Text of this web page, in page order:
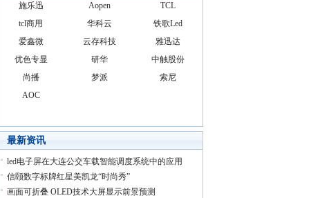
施乐迅 Aopen
TCL
tcl商用
华科云
铁歌Led
爱鑫微
云存科技
雅迅达
优色专显
研华
中触股份
尚播
梦派
索尼
AOC
最新资讯
led电子屏在大连公交车载智能调度系统中的应用
信颐数字标牌红星美凯龙“时尚秀”
画面可折叠 OLED技术大屏显示前景预测